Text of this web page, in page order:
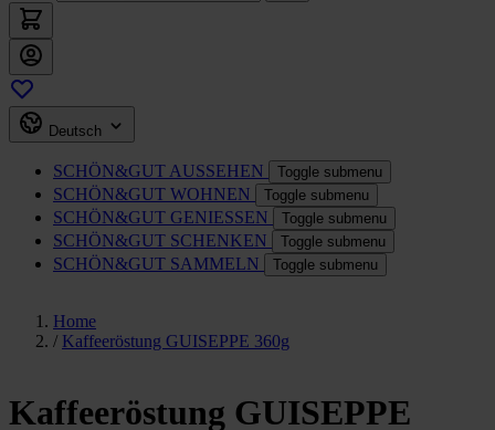
Deutsch
SCHÖN&GUT AUSSEHEN Toggle submenu
SCHÖN&GUT WOHNEN Toggle submenu
SCHÖN&GUT GENIESSEN Toggle submenu
SCHÖN&GUT SCHENKEN Toggle submenu
SCHÖN&GUT SAMMELN Toggle submenu
Home
/ Kaffeeröstung GUISEPPE 360g
Kaffeeröstung GUISEPPE